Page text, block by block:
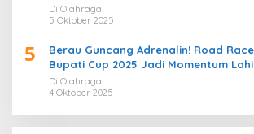
Di Olahraga
5 Oktober 2025
5
Berau Guncang Adrenalin! Road
Bupati Cup 2025 Jadi Momentum
Permanen 2026
Di Olahraga
4 Oktober 2025